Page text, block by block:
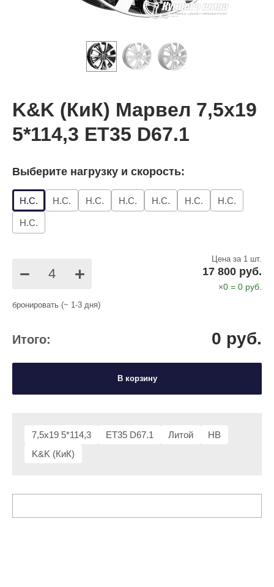
K&K (КиК) Марвел 7,5x19
5*114,3 ET35 D67.1
7,5x19 5*114,3 ET35 D67.1 Литой
HB
K&K (КиК)
Выберите нагрузку и скорость:
Н.С. Н.С. Н.С. Н.С. Н.С. Н.С. Н.С.
Н.С.
− +
Цена за 1 шт.
17 800 руб.
×0 = 0 руб.
бронировать (~ 1-3 дня)
Итого: 0 руб.
В корзину